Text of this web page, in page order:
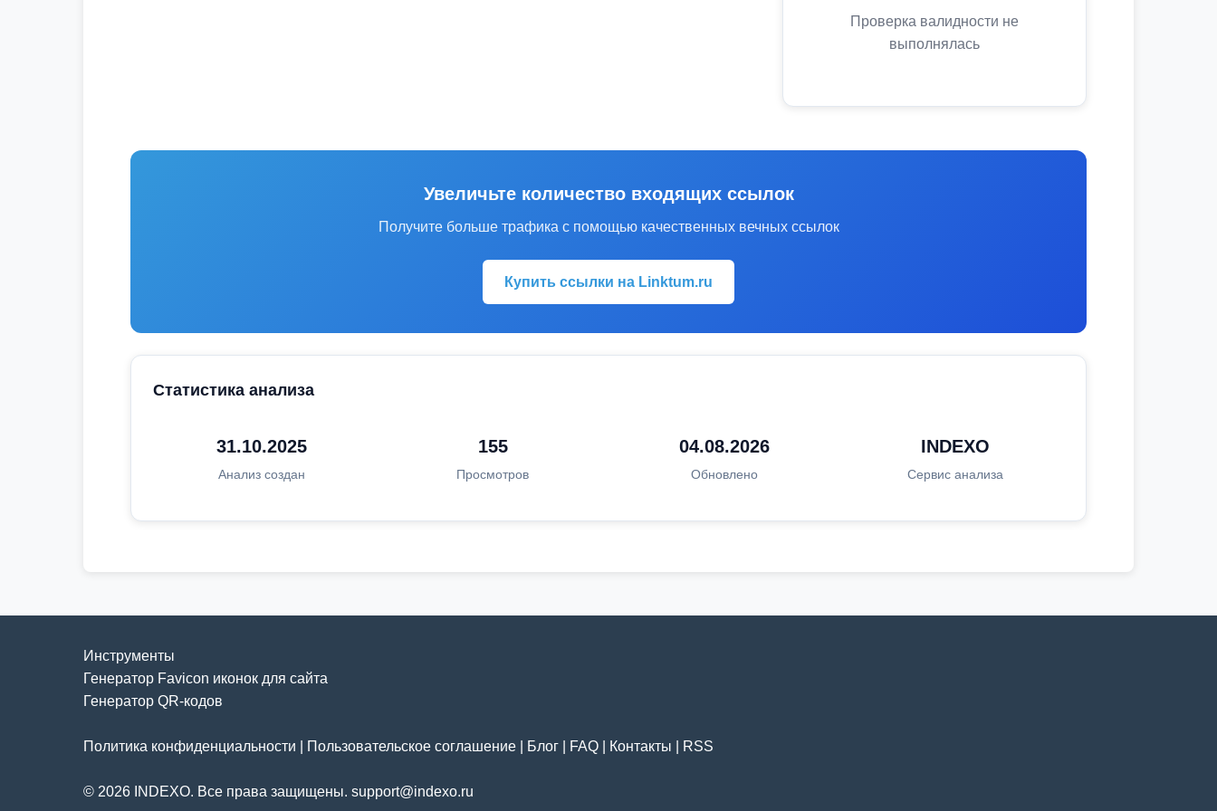
Проверка валидности не
выполнялась
Увеличьте количество входящих ссылок
Получите больше трафика с помощью качественных вечных ссылок
Купить ссылки на Linktum.ru
Статистика анализа
31.10.2025
Анализ создан
155
Просмотров
04.08.2026
Обновлено
INDEXO
Сервис анализа
Инструменты
Генератор Favicon иконок для сайта
Генератор QR-кодов
Политика конфиденциальности Пользовательское соглашение Блог FAQ Контакты RSS
© 2026 INDEXO. Все права защищены. support@indexo.ru